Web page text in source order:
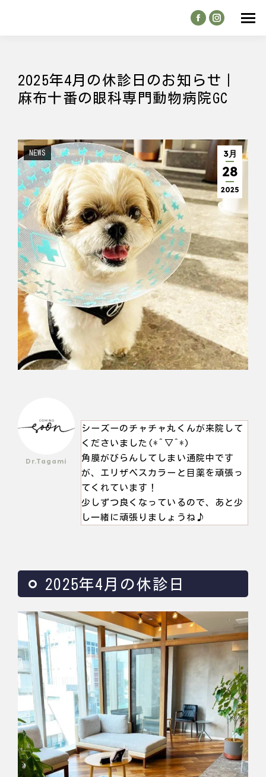
Facebook
new
window
Instagram
new
window
2025年4月の休診日のお知らせ｜
麻布十番の眼科専門動物病院GC
3月
28
2025
NEWS
Dr.Tagami
シーズーのチャチャ丸くんが来院して
くださいました(*^▽^*)
角膜がびらんしてしまい通院中です
が、エリザベスカラーと目薬を頑張っ
てくれています！
少しずつ良くなっているので、あと少
し一緒に頑張りましょうね♪
2025年4月の休診日